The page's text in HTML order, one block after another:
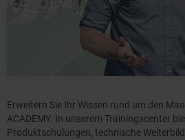
Erweitern Sie Ihr Wissen rund um den
ACADEMY. In unserem Trainingscenter
Produktschulungen, technische